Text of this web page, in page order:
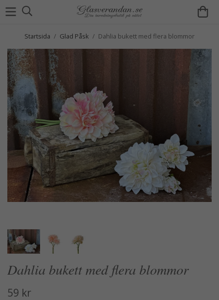
Startsida / Glad Påsk / Dahlia bukett med flera blommor
Dahlia bukett med flera blommor
59 kr